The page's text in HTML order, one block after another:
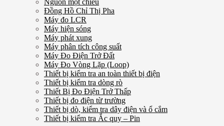
Nguồn một chiều
Đồng Hồ Chỉ Thị Pha
Máy đo LCR
Máy hiện sóng
Máy phát xung
Máy phân tích công suất
Máy Đo Điện Trở Đất
Máy Đo Vòng Lặp (Loop)
Thiết bị kiểm tra an toàn thiết bị điện
Thiết bị kiểm tra dòng rò
Thiết Bị Đo Điện Trở Thấp
Thiết bị đo điện từ trường
Thiết bị dò, kiểm tra dây điện và ổ cắm
Thiết bị kiểm tra Ắc quy – Pin